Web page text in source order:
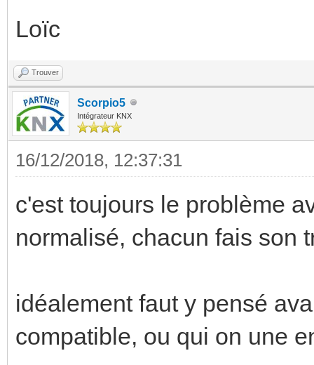
Loïc
Trouver
Scorpio5
Intégrateur KNX
16/12/2018, 12:37:31
c'est toujours le problème
normalisé, chacun fais son
idéalement faut y pensé
compatible, ou qui on une